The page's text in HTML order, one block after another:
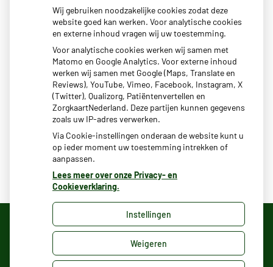
Nieuws
Praktijk dicht van 6 t/m 26 juli
NIEUW: Herhaalreceptlijn en terugbelverzoeken plaatsen
Praktijkovername per 1 oktober 2023
Uw Zorg Online|Beheer
Wij gebruiken noodzakelijke cookies zodat deze
website goed kan werken. Voor analytische cookies
en externe inhoud vragen wij uw toestemming.
Voor analytische cookies werken wij samen met
Matomo en Google Analytics. Voor externe inhoud
werken wij samen met Google (Maps, Translate en
Reviews), YouTube, Vimeo, Facebook, Instagram, X
(Twitter), Qualizorg, Patiëntenvertellen en
ZorgkaartNederland. Deze partijen kunnen gegevens
zoals uw IP-adres verwerken.
Via Cookie-instellingen onderaan de website kunt u
op ieder moment uw toestemming intrekken of
aanpassen.
Lees meer over onze Privacy- en
Cookieverklaring.
Instellingen
Weigeren